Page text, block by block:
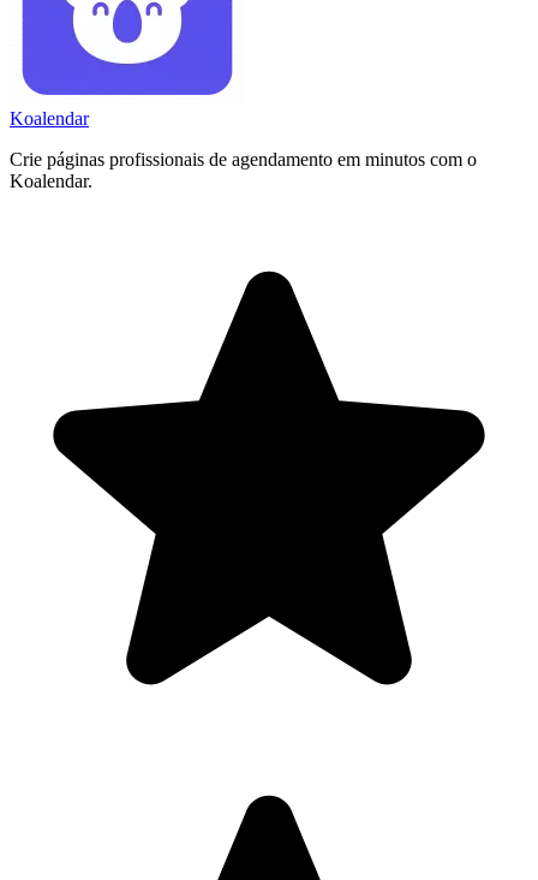
Koalendar
Crie páginas profissionais de agendamento em minutos com o
Koalendar.